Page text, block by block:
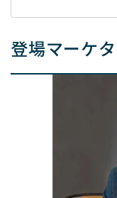
登場マーケ